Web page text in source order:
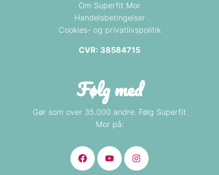
Om Superfit Mor
Handelsbetingelser
Cookies- og privatlivspolitik
CVR: 38584715
Følg med
Gør som over 35.000 andre. Følg Superfit
Mor på: